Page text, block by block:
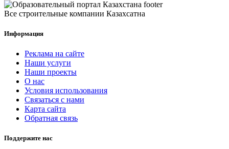
Все строительные компании Казахсатна
Информация
Реклама на сайте
Наши услуги
Наши проекты
О нас
Условия использования
Связаться с нами
Карта сайта
Обратная связь
Поддержите нас